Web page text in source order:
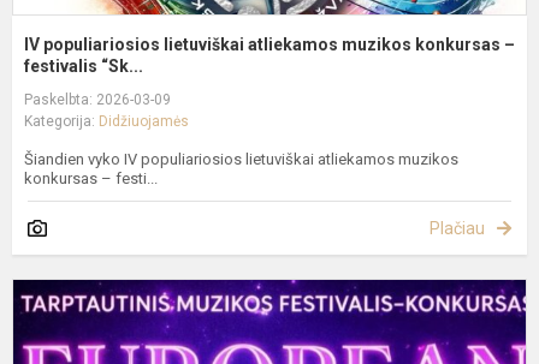
IV populiariosios lietuviškai atliekamos muzikos konkursas –
festivalis “Sk...
Paskelbta: 2026-03-09
Kategorija: Didžiuojamės
Šiandien vyko IV populiariosios lietuviškai atliekamos muzikos
konkursas – festi...
Plačiau